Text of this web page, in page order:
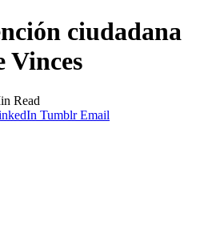
ciudadana
Vinces
Read
Tumblr Email